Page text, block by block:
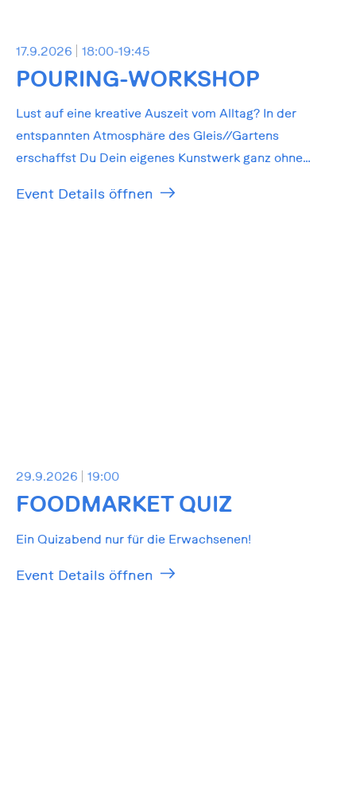
17.9.2026 18:00-19:45
POURING-WORKSHOP
Lust auf eine kreative Auszeit vom Alltag? In der
entspannten Atmosphäre des Gleis//Gartens
erschaffst Du Dein eigenes Kunstwerk ganz ohne
Event Details öffnen
29.9.2026 19:00
FOODMARKET QUIZ
Ein Quizabend nur für die Erwachsenen!
Event Details öffnen